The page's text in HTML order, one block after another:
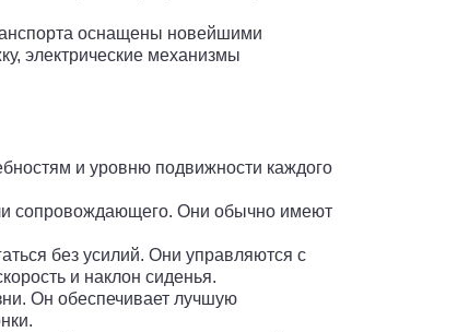
оснащены новейшими
электрические механизмы
и уровню подвижности каждого
сопровождающего. Они обычно имеют
без усилий. Они управляются с
и наклон сиденья.
Он обеспечивает лучшую